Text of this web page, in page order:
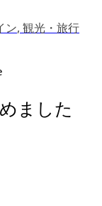
ン, 観光・旅行
ました